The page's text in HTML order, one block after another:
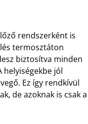
rendszerként is
termosztáton
biztosítva minden
helyiségekbe jól
Ez így rendkívül
de azoknak is csak a